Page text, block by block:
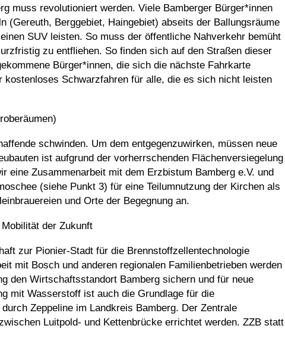
muss revolutioniert werden. Viele Bamberger Bürger*innen
(Gereuth, Berggebiet, Haingebiet) abseits der Ballungsräume
SUV leisten. So muss der öffentliche Nahverkehr bemüht
zu entfliehen. So finden sich auf den Straßen dieser
Bürger*innen, die sich die nächste Fahrkarte
kostenloses Schwarzfahren für alle, die es sich nicht leisten
schwinden. Um dem entgegenzuwirken, müssen neue
ist aufgrund der vorherrschenden Flächenversiegelung
eine Zusammenarbeit mit dem Erzbistum Bamberg e.V. und
(siehe Punkt 3) für eine Teilumnutzung der Kirchen als
und Orte der Begegnung an.
der Zukunft
zur Pionier-Stadt für die Brennstoffzellentechnologie
mit Bosch und anderen regionalen Familienbetrieben werden
den Wirtschaftsstandort Bamberg sichern und für neue
mit Wasserstoff ist auch die Grundlage für die
Zeppeline im Landkreis Bamberg. Der Zentrale
Luitpold- und Kettenbrücke errichtet werden. ZZB statt